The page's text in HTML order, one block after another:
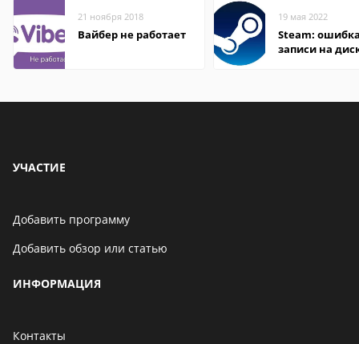
21 ноября 2018
Вайбер не работает
19 мая 2022
Steam:
записи на
УЧАСТИЕ
Добавить программу
Добавить обзор или статью
ИНФОРМАЦИЯ
Контакты